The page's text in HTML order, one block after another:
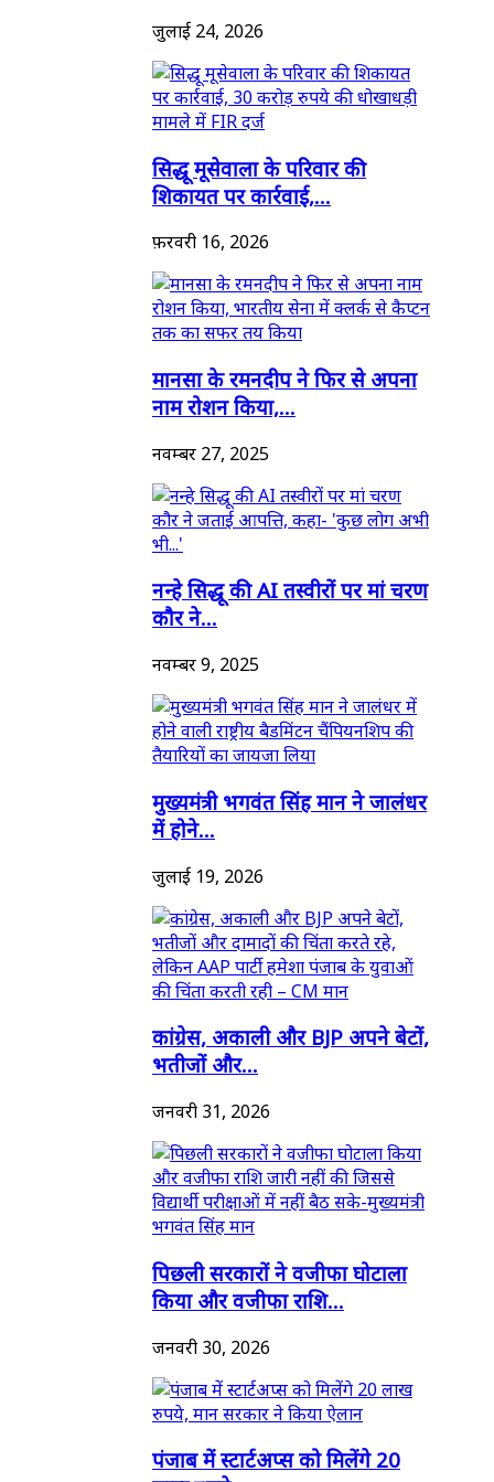
जुलाई 24, 2026
सिद्धू मूसेवाला के परिवार की
शिकायत पर कार्रवाई,...
फ़रवरी 16, 2026
मानसा के रमनदीप ने फिर से अपना
नाम रोशन किया,...
नवम्बर 27, 2025
नन्हे सिद्धू की AI तस्वीरों पर मां चरण
कौर ने...
नवम्बर 9, 2025
मुख्यमंत्री भगवंत सिंह मान ने जालंधर
में होने...
जुलाई 19, 2026
कांग्रेस, अकाली और BJP अपने बेटों,
भतीजों और...
जनवरी 31, 2026
पिछली सरकारों ने वजीफा घोटाला
किया और वजीफा राशि...
जनवरी 30, 2026
पंजाब में स्टार्टअप्स को मिलेंगे 20